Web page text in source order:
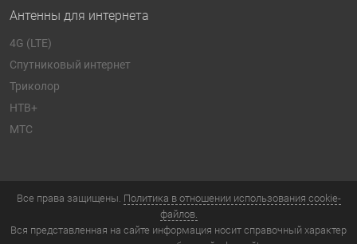
Антенны для интернета
4G (LTE)
Спутниковый интернет
Триколор
НТВ+
МТС
Все права защищены. Политика в отношении использования cookie-
файлов.
Вся представленная на сайте информация носит справочный характер